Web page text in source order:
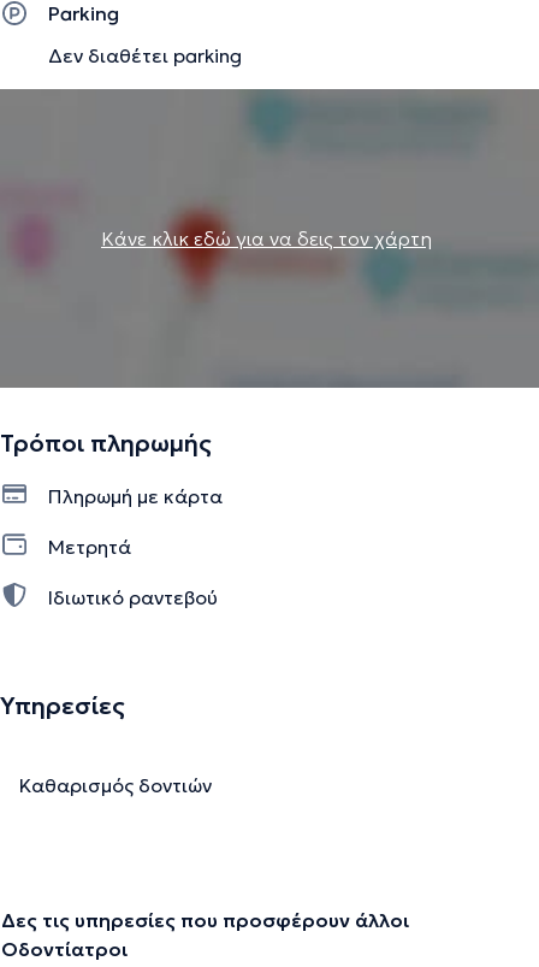
Parking
Δεν διαθέτει parking
Κάνε κλικ εδώ για να δεις τον χάρτη
Τρόποι πληρωμής
Πληρωμή με κάρτα
Μετρητά
Ιδιωτικό ραντεβού
Υπηρεσίες
Καθαρισμός δοντιών
Δες τις υπηρεσίες που προσφέρουν άλλοι
Οδοντίατροι